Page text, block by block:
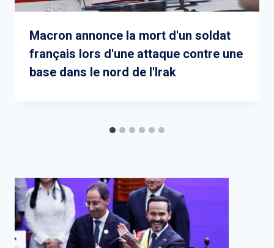
Macron annonce la mort d'un soldat
français lors d'une attaque contre une
base dans le nord de l'Irak